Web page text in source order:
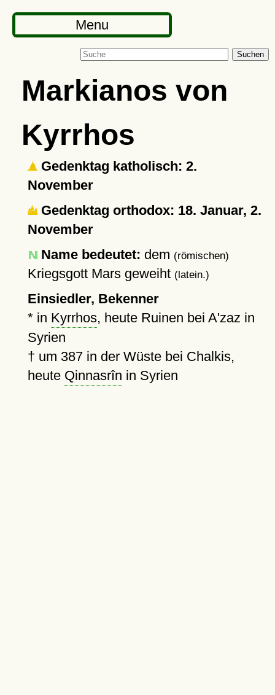
Menu
Suchen
Markianos von
Kyrrhos
Gedenktag katholisch: 2.
November
Gedenktag orthodox: 18. Januar, 2.
November
Name bedeutet: dem (römischen)
Kriegsgott Mars geweiht (latein.)
Einsiedler, Bekenner
* in Kyrrhos, heute Ruinen bei A'zaz in
Syrien
† um 387in der Wüste bei Chalkis,
heute Qinnasrîn in Syrien